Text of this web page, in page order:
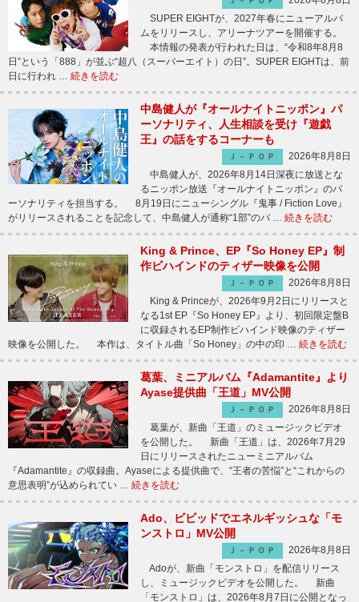
SUPER EIGHTが、2027年春にニューアルバ
ムをリリースし、アリーナツアーを開催する。
本情報の発表が行われた日は、“令和8年8月8
日”という「888」が並ぶ“超八（スーパーエイト）の日”。SUPER EIGHTは、前
日に行われ … 続きを読む
中島健人が『オールナイトニッポン』パ
ーソナリティ、人生相談を受け『遊戯
王』の話をするコーナーも
Ｊ－ＰＯＰ
2026年8月8日
中島健人が、2026年8月14日深夜に放送とな
るニッポン放送『オールナイトニッポン』のパ
ーソナリティを担当する。 8月19日にニューシングル『鬼事 / Fiction Love』
がリリースされることを記念して、中島健人が通称“1部”のパ … 続きを読む
King & Prince、EP『So Honey EP』制
作ビハインドのティザー映像を公開
Ｊ－ＰＯＰ
2026年8月8日
King & Princeが、2026年9月2日にリリースと
なる1st EP『So Honey EP』より、初回限定盤B
に収録されるEP制作ビハインド映像のティザー
映像を公開した。 本作は、タイトル曲「So Honey」の中の印 … 続きを読む
葛葉、ミニアルバム『Adamantite』より
Ayase提供曲「王道」MV公開
Ｊ－ＰＯＰ
2026年8月8日
葛葉が、新曲「王道」のミュージックビデオ
を公開した。 新曲「王道」は、2026年7月29
日にリリースされたニューミニアルバム
『Adamantite』の収録曲。Ayaseによる提供曲で、“王者の苦悩”と“これからの
意思表明”が込められてい … 続きを読む
Ado、ビビッドでエネルギッシュな「モ
ンストロ」MV公開
Ｊ－ＰＯＰ
2026年8月8日
Adoが、新曲「モンストロ」を配信リリース
し、ミュージックビデオを公開した。 新曲
「モンストロ」は、2026年8月7日に公開となっ